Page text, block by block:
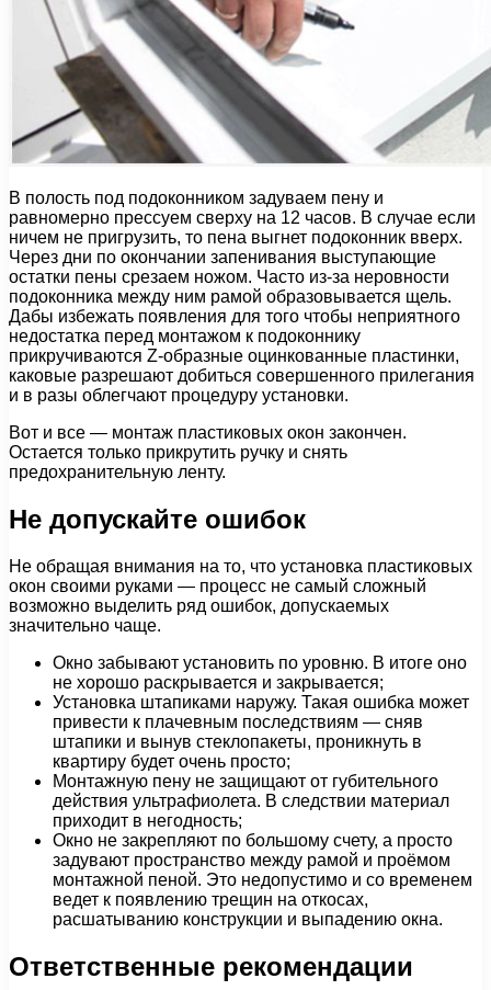
В полость под подоконником задуваем пену и
равномерно прессуем сверху на 12 часов. В случае если
ничем не пригрузить, то пена выгнет подоконник вверх.
Через дни по окончании запенивания выступающие
остатки пены срезаем ножом. Часто из-за неровности
подоконника между ним рамой образовывается щель.
Дабы избежать появления для того чтобы неприятного
недостатка перед монтажом к подоконнику
прикручиваются Z-образные оцинкованные пластинки,
каковые разрешают добиться совершенного прилегания
и в разы облегчают процедуру установки.
Вот и все — монтаж пластиковых окон закончен.
Остается только прикрутить ручку и снять
предохранительную ленту.
Не допускайте ошибок
Не обращая внимания на то, что установка пластиковых
окон своими руками — процесс не самый сложный
возможно выделить ряд ошибок, допускаемых
значительно чаще.
Окно забывают установить по уровню. В итоге оно
не хорошо раскрывается и закрывается;
Установка штапиками наружу. Такая ошибка может
привести к плачевным последствиям — сняв
штапики и вынув стеклопакеты, проникнуть в
квартиру будет очень просто;
Монтажную пену не защищают от губительного
действия ультрафиолета. В следствии материал
приходит в негодность;
Окно не закрепляют по большому счету, а просто
задувают пространство между рамой и проёмом
монтажной пеной. Это недопустимо и со временем
ведет к появлению трещин на откосах,
расшатыванию конструкции и выпадению окна.
Ответственные рекомендации